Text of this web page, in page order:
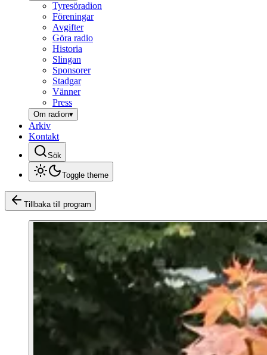
Tyresöradion
Föreningar
Avgifter
Göra radio
Historia
Slingan
Sponsorer
Stadgar
Vänner
Press
Om radion▾
Arkiv
Kontakt
Sök
Toggle theme
Tillbaka till program